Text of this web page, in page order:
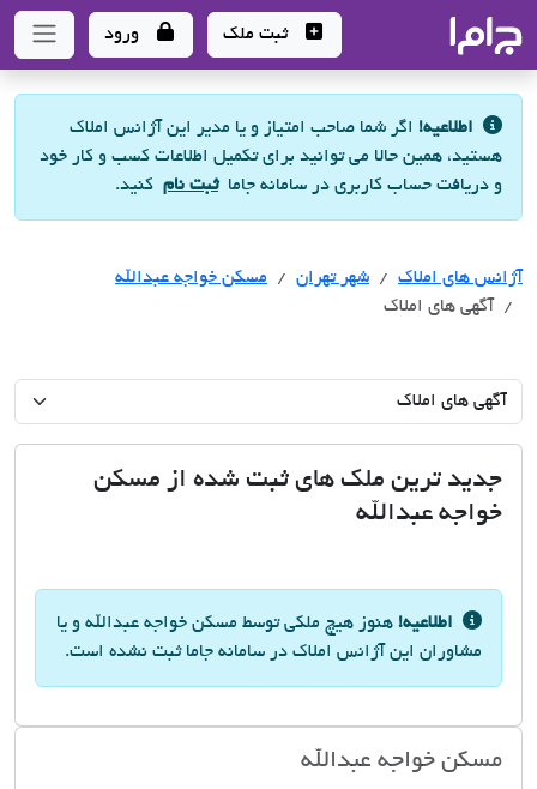
- سامانه جامع املاک و مشاورین املاک
ثبت ملک ورود
اطلاعیه! اگر شما صاحب امتیاز و یا مدیر این آژانس املاک
هستید، همین حالا می توانید برای تکمیل اطلاعات کسب و کار خود
و دریافت حساب کاربری در سامانه جاماثبت نام کنید.
آژانس های املاک آژانس های املاک
شهر تهران
مسکن خواجه عبدالله
آگهی های املاک
جدید ترین ملک های ثبت شده از مسکن
خواجه عبدالله
اطلاعیه! هنوز هیچ ملکی توسط مسکن خواجه عبدالله و یا
مشاوران این آژانس املاک در سامانه جاما ثبت نشده است.
مسکن خواجه عبدالله